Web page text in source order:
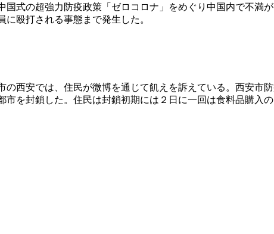
式の超強力防疫政策「ゼロコロナ」をめぐり中国内で不満
殴打される事態まで発生した。
西安では、住民が微博を通じて飢えを訴えている。西安市
を封鎖した。住民は封鎖初期には２日に一回は食料品購入